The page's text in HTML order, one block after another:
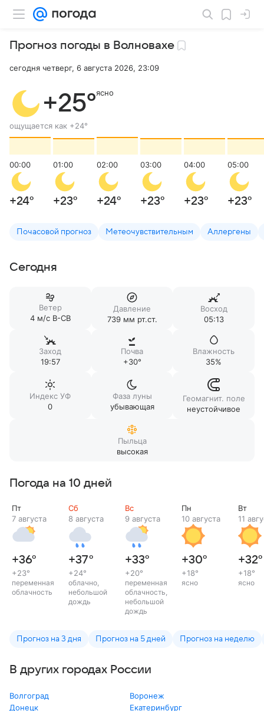
Прогноз погоды в Волновахе
сегодня четверг, 6 августа 2026, 23:09
+25°
ощущается как +24°
ясно
00:00
+24°
01:00
+23°
02:00
+24°
03:00
+23°
04:00
+23°
05:00
+23°
Почасовой прогноз Метеочувствительным Аллергены
Сегодня
Ветер
4 м/c В-СВ
Давление
739 мм рт.ст.
Восход
05:13
Заход
19:57
Почва
+30°
Влажность
35%
Индекс УФ
0
Фаза луны
убывающая
Геомагнит. поле
неустойчивое
Пыльца
высокая
Погода на 10 дней
Пт
7 августа
+36°
+23°
переменная
облачность
Сб
8 августа
+37°
+24°
облачно,
небольшой
дождь
Вс
9 августа
+33°
+20°
переменная
облачность,
небольшой
дождь
Пн
10 августа
+30°
+18°
ясно
Вт
11
+32°
+18°
ясно
Прогноз на 3 дня Прогноз на 5 дней Прогноз на неделю
В других городах России
Волгоград
Воронеж
Донецк
Екатеринбург